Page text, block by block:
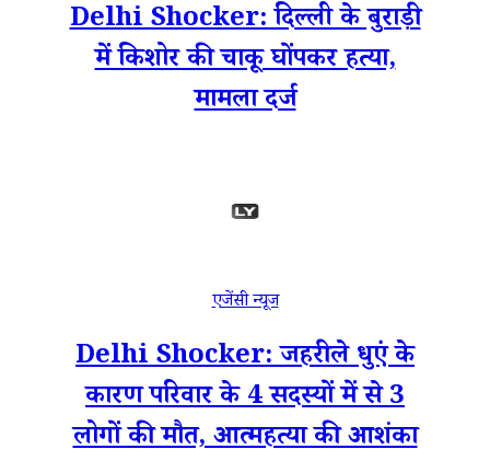
Delhi Shocker: दिल्ली के बुराड़ी
में किशोर की चाकू घोंपकर हत्या,
मामला दर्ज
एजेंसी न्यूज
Delhi Shocker: जहरीले धुएं के
कारण परिवार के 4 सदस्यों में से 3
लोगों की मौत, आत्महत्या की आशंका